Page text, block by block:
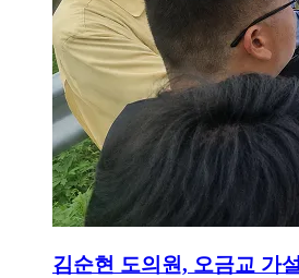
김순현 도의원, 오금교 가